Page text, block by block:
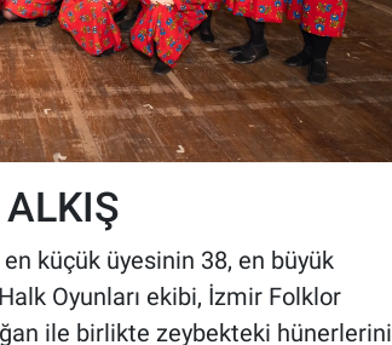
ALKIŞ
küçük üyesinin 38, en büyük
Oyunları ekibi, İzmir Folklor
ile birlikte zeybekteki hünerlerini